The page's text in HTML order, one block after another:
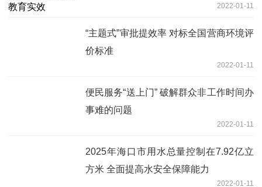
2022-01-11
“主题式”审批提效率 对标全国营商环境评
价标准
2022-01-11
便民服务“送上门” 破解群众非工作时间办
事难的问题
2022-01-11
2025年海口市用水总量控制在7.92亿立
方米 全面提高水安全保障能力
2022-01-11